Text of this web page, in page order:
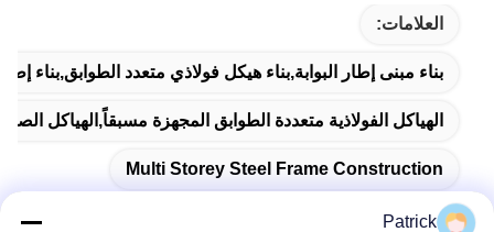
العلامات:
بناء مبنى إطار البوابة,بناء هيكل فولاذي متعدد الطوابق,بناء
الهياكل الفولاذية متعددة الطوابق المجهزة مسبقاً,الهياكل
Multi Storey Steel Frame Construction
Patrick